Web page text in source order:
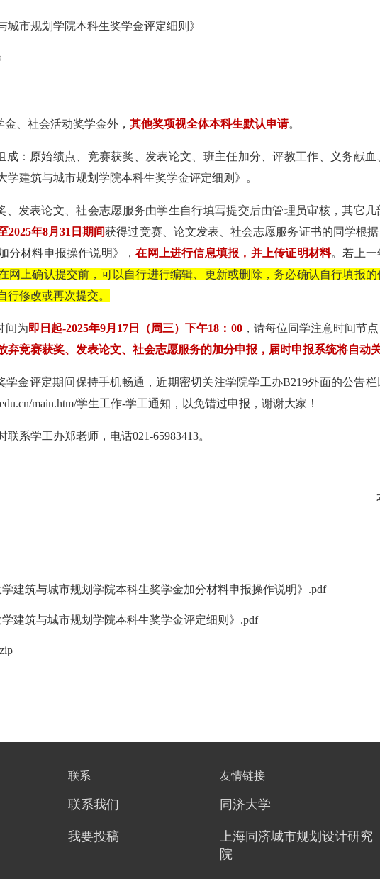
城市规划学院本科生奖学金评定细则》
金、社会活动奖学金外，其他奖项视全体本科生默认申请。
成：原始绩点、竞赛获奖、发表论文、班主任加分、评教工作、义务献血
学建筑与城市规划学院本科生奖学金评定细则》。
、发表论文、社会志愿服务由学生自行填写提交后由管理员审核，其它几
2025年8月31 日期间获得过竞赛、论文发表、社会志愿服务证书的同学根
分材料申报操作说明》，在网上进行信息填报，并上传证明材料。若上一
网上确认提交前，可以自行进行编辑、更新或删除，务必确认自行填报
行修改或再次提交。
间为即日起-2025年9月 17 日（周三）下午18：00，请每位同学注意时间节点
弃竞赛获奖、发表论文、社会志愿服务的加分申报，届时申报系统将自动
学金评定期间保持手机畅通，近期密切关注学院学工办B219外面的公告栏
main.htm/学生工作-学工通知，以免错过申报，谢谢大家！
联系学工办郑老师，电话021-65983413。
学建筑与城市规划学院本科生奖学金加分材料申报操作说明》.pdf
建筑与城市规划学院本科生奖学金评定细则》.pdf
联系
联系我们
我要投稿
友情链接
同济大学
上海同济城市规划设计研究
院